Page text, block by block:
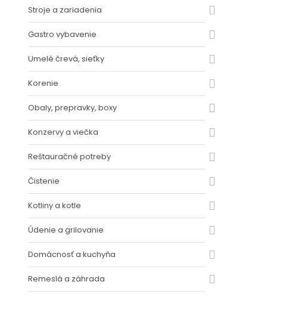
Stroje a zariadenia
Gastro vybavenie
Umelé črevá, sieťky
Korenie
Obaly, prepravky, boxy
Konzervy a viečka
Reštauračné potreby
Čistenie
Kotliny a kotle
Údenie a grilovanie
Domácnosť a kuchyňa
Remeslá a záhrada